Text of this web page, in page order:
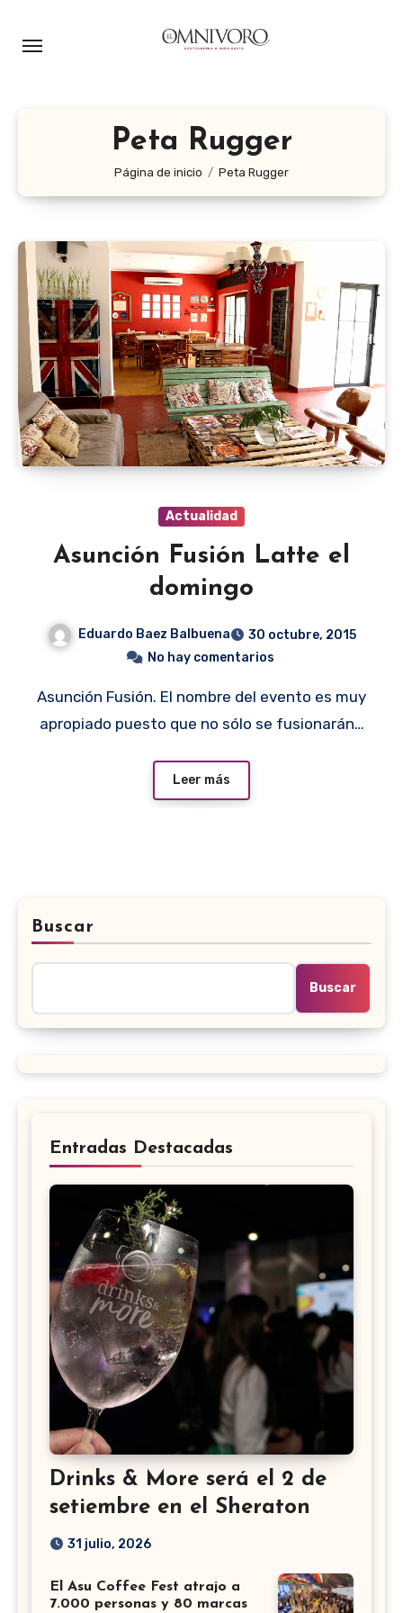
Peta Rugger
Página de inicio Peta Rugger
Actualidad
Asunción Fusión Latte el
domingo
Eduardo Baez Balbuena
30 octubre, 2015
No hay comentarios
Asunción Fusión. El nombre del evento es muy
apropiado puesto que no sólo se fusionarán…
Leer más
Buscar
Buscar
Entradas Destacadas
Drinks & More será el 2 de
setiembre en el Sheraton
31 julio, 2026
El Asu Coffee Fest atrajo a
7.000 personas y 80 marcas